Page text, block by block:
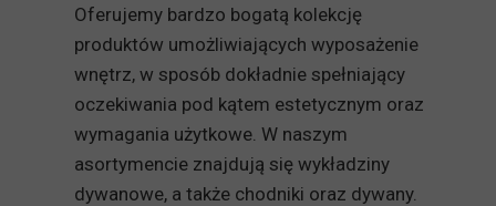
Oferujemy bardzo bogatą kolekcję
produktów umożliwiających wyposażenie
wnętrz, w sposób dokładnie spełniający
oczekiwania pod kątem estetycznym oraz
wymagania użytkowe. W naszym
asortymencie znajdują się wykładziny
dywanowe, a także chodniki oraz dywany.